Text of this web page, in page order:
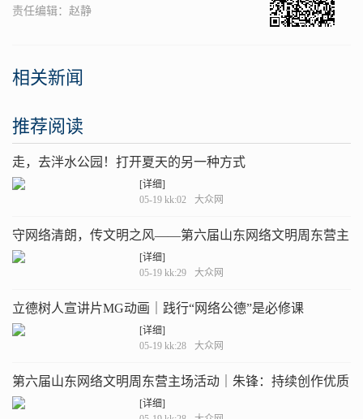
责任编辑：赵静
相关新闻
推荐阅读
走，去泮水公园！打开夏天的另一种方式
[详细]
05-19 kk:02
大众网
守网络清朗，传文明之风——第六届山东网络文明周东营主
场活动倡议书来啦，一起接力传递文明！
[详细]
05-19 kk:29
大众网
立德树人宣讲片MG动画｜践行“网络公德”是必修课
[详细]
05-19 kk:28
大众网
第六届山东网络文明周东营主场活动｜朱锋：持续创作优质
健康科普内容 为群众身体健康贡献力量
[详细]